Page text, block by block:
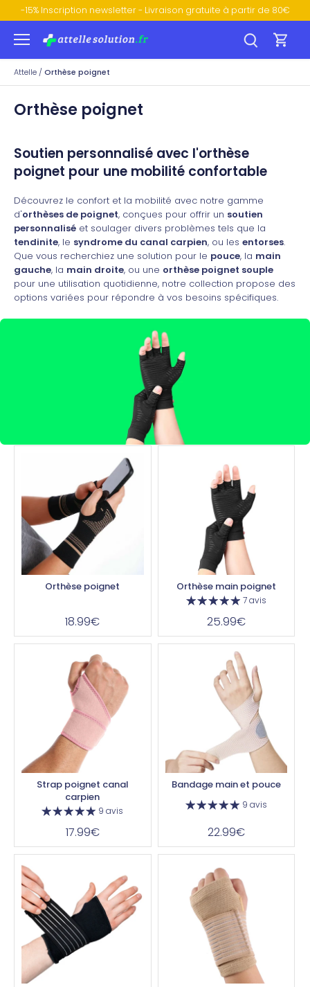
Passer
au
-15% Inscription newsletter - Livraison gratuite à partir de 80€
Attelle /Orthèse poignet
Orthèse poignet
Soutien personnalisé avec l'orthèse
poignet pour une mobilité confortable
Découvrez le confort et la mobilité avec notre gamme
d'orthèses de poignet, conçues pour offrir un soutien
personnalisé et soulager divers problèmes tels que la
tendinite, le syndrome du canal carpien, ou les entorses.
Que vous recherchiez une solution pour le pouce, la main
gauche, la main droite, ou une orthèse poignet souple
pour une utilisation quotidienne, notre collection propose des
options variées pour répondre à vos besoins spécifiques.
Orthèse poignet
18.99€
Orthèse main poignet
7 avis
25.99€
Strap poignet canal
carpien
9 avis
17.99€
Bandage main et pouce
9 avis
22.99€